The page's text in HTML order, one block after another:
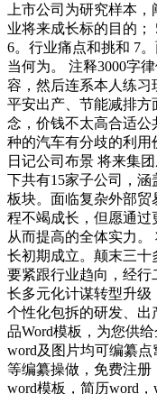
上市公司为研究样本
业将来成长标的目的；
6。行业痛点和挑和 7
当何为。 注释3000字
容，然后连系本人练
平安出产、节能减排
念，价钱不太高合适
种的汽车有分歧的利用
日记公司布景 将来集
下共有15家子公司，
板块。面临复杂外部
程不竭成长，但愿通过
从而提高的全体实力
长初期成立。颠末三
要紧跟行业趋向，经
长多元化计谋转型升级
个性化包拆的研发、
品Word模板，为您供
word及图片均可编纂
等编纂操做，免费注册
word模板，简历word